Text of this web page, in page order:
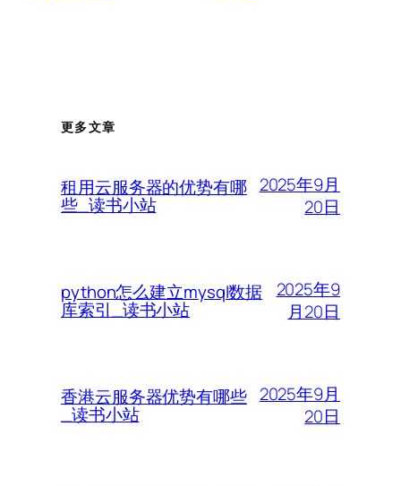
更多文章
租用云服务器的优势有哪
些_读书小站
2025年9月
20日
python怎么建立mysql数据
库索引_读书小站
2025年9
月20日
香港云服务器优势有哪些
_读书小站
2025年9月
20日